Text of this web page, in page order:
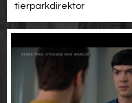
tierparkdirektor